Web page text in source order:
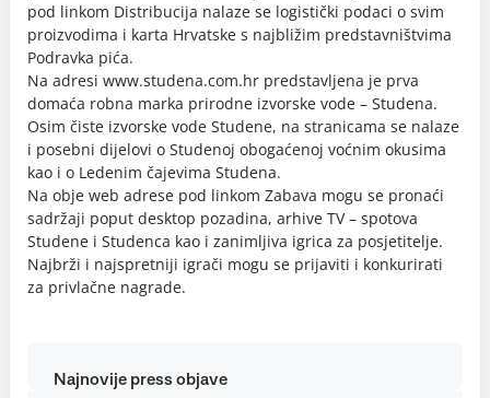
pod linkom Distribucija nalaze se logistički podaci o svim
proizvodima i karta Hrvatske s najbližim predstavništvima
Podravka pića.
Na adresi www.studena.com.hr predstavljena je prva
domaća robna marka prirodne izvorske vode – Studena.
Osim čiste izvorske vode Studene, na stranicama se nalaze
i posebni dijelovi o Studenoj obogaćenoj voćnim okusima
kao i o Ledenim čajevima Studena.
Na obje web adrese pod linkom Zabava mogu se pronaći
sadržaji poput desktop pozadina, arhive TV – spotova
Studene i Studenca kao i zanimljiva igrica za posjetitelje.
Najbrži i najspretniji igrači mogu se prijaviti i konkurirati
za privlačne nagrade.
Najnovije press objave